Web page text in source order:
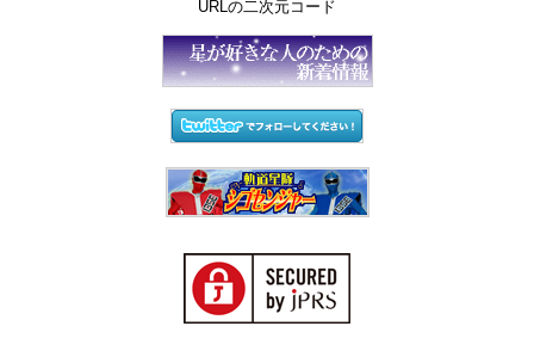
URLの二次元コード